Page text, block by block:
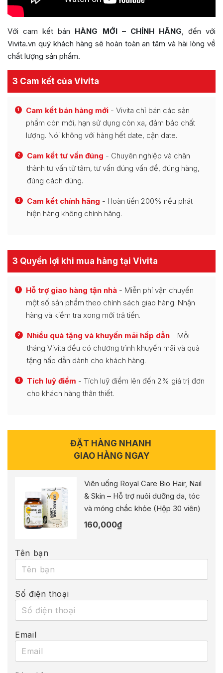
Với cam kết bán HÀNG MỚI – CHÍNH HÃNG, đến với
Vivita.vn quý khách hàng sẽ hoàn toàn an tâm và hài lòng về
chất lượng sản phẩm.
3 Cam kết của Vivita
1 Cam kết bán hàng mới - Vivita chỉ bán các sản
phẩm còn mới, hạn sử dụng còn xa, đảm bảo chất
lượng. Nói không với hàng hết date, cận date.
2 Cam kết tư vấn đúng - Chuyên nghiệp và chân
thành tư vấn từ tâm, tư vấn đúng vấn đề, đúng hàng,
đúng cách dùng.
3 Cam kết chính hãng - Hoàn tiền 200% nếu phát
hiện hàng không chính hãng.
3 Quyền lợi khi mua hàng tại Vivita
1 Hỗ trợ giao hàng tận nhà - Miễn phí vận chuyển
một số sản phẩm theo chính sách giao hàng. Nhận
hàng và kiểm tra xong mới trả tiền.
2 Nhiều quà tặng và khuyến mãi hấp dẫn - Mỗi
tháng Vivita đều có chương trình khuyến mãi và quà
tặng hấp dẫn dành cho khách hàng.
3 Tích luỹ điểm - Tích luỹ điểm lên đến 2% giá trị đơn
cho khách hàng thân thiết.
ĐẶT HÀNG NHANH
GIAO HÀNG NGAY
Viên uống Royal Care Bio Hair, Nail
& Skin – Hỗ trợ nuôi dưỡng da, tóc
và móng chắc khỏe (Hộp 30 viên)
160,000₫
Tên bạn
Số điện thoại
Email